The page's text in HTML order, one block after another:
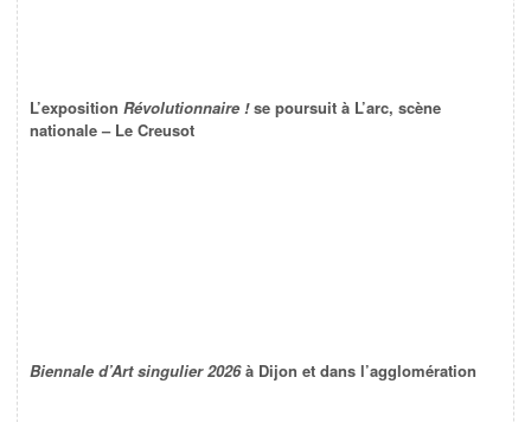
L’exposition Révolutionnaire !se poursuit à L’arc, scène
nationale – Le Creusot
Biennale d’Art singulier 2026à Dijon et dans l’agglomération